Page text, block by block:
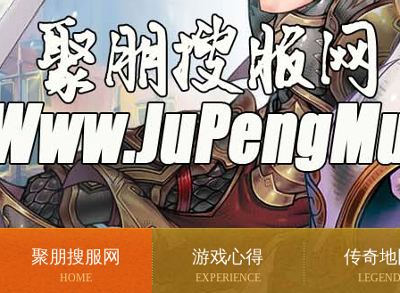
聚朋搜服网
HOME
游戏心得
EXPERIENCE
传奇
LEGEND